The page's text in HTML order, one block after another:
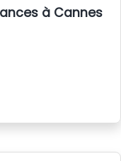
à Cannes